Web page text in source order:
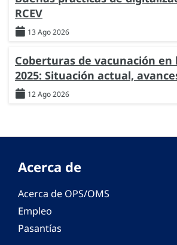
RCEV
13 Ago 2026
Coberturas de vacunación en
2025: Situación actual,
12 Ago 2026
Acerca de
Acerca de OPS/OMS
Empleo
Pasantías